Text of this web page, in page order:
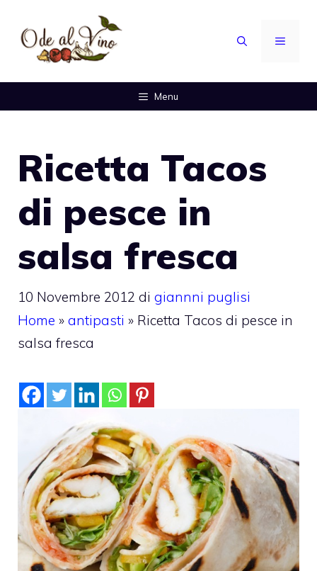
contenuto
MENU
Menu
Ricetta Tacos
di pesce in
salsa fresca
10 Novembre 2012 di giannni puglisi
Home » antipasti » Ricetta Tacos di pesce in
salsa fresca